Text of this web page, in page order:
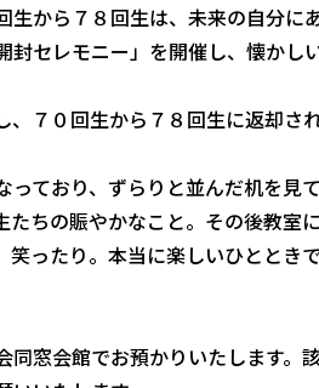
から７８回生は、未来の自分に
セレモニー」を開催し、懐かし
７０回生から７８回生に返却され
ており、ずらりと並んだ机を見
ちの賑やかなこと。その後教室
ったり。本当に楽しいひととき
窓会館でお預かりいたします。